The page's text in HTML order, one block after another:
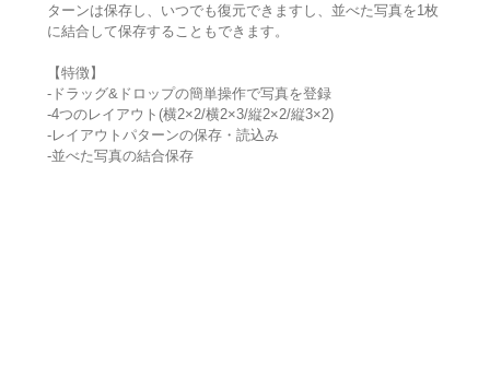
ターンは保存し、いつでも復元できますし、並べた写真を1枚
に結合して保存することもできます。
【特徴】
-ドラッグ&ドロップの簡単操作で写真を登録
-4つのレイアウト(横2×2/横2×3/縦2×2/縦3×2)
-レイアウトパターンの保存・読込み
-並べた写真の結合保存